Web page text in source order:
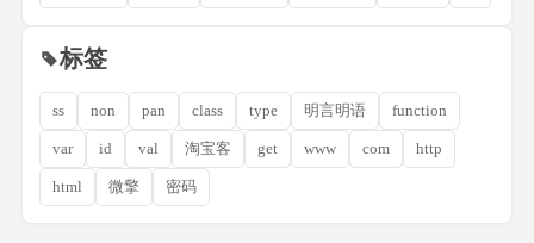
标签
ss non pan class type 明言明语 function
var id val 淘宝客 get www com http
html 微擎 密码